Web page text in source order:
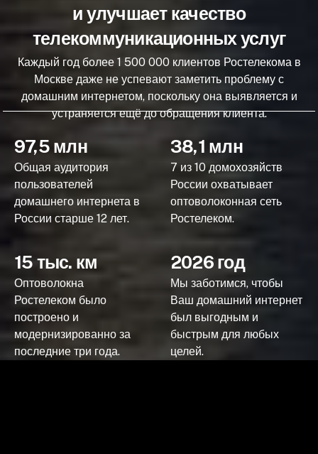
и улучшает качество
телекоммуникационных услуг
Каждый год более 1 500 000 клиентов Ростелекома в
Москве даже не успевают заметить проблему с
домашним интернетом, поскольку она выявляется и
устраняется ещё до обращения клиента.
97,5 млн
Общая аудитория
пользователей
домашнего интернета в
России старше 12 лет.
38,1 млн
7 из 10 домохозяйств
России охватывает
оптоволоконная сеть
Ростелеком.
15 тыс. км
Оптоволокна
Ростелеком было
построено и
модернизированно за
последние три года.
2026 год
Мы заботимся, чтобы
Ваш домашний интернет
был выгодным и
быстрым для любых
целей.